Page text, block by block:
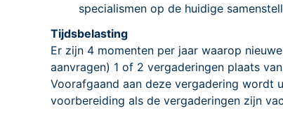
specialismen op de huidige
Tijdsbelasting
Er zijn 4 momenten per jaar waarop
aanvragen) 1 of 2 vergaderingen plaats
Voorafgaand aan deze vergadering wordt
voorbereiding als de vergaderingen zijn